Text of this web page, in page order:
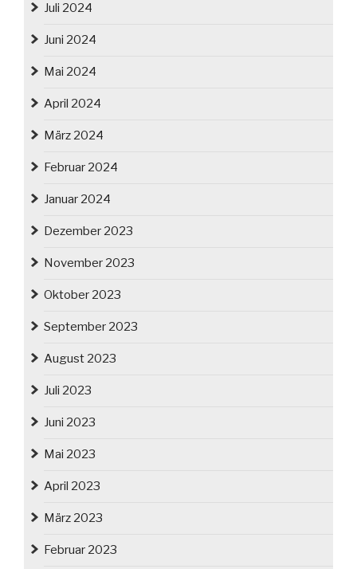
Juli 2024
Juni 2024
Mai 2024
April 2024
März 2024
Februar 2024
Januar 2024
Dezember 2023
November 2023
Oktober 2023
September 2023
August 2023
Juli 2023
Juni 2023
Mai 2023
April 2023
März 2023
Februar 2023